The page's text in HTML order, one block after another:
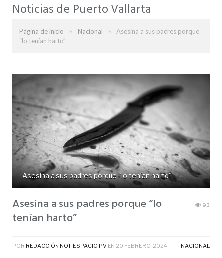
Noticias de Puerto Vallarta
Página de inicio » Nacional »
Asesina a sus padres porque
“lo tenían harto”
Asesina a sus padres porque "lo tenían harto"
Asesina a sus padres porque “lo
tenían harto”
93
POR REDACCIÓN NOTIESPACIO PV EN 20 FEBRERO, 2024 NACIONAL